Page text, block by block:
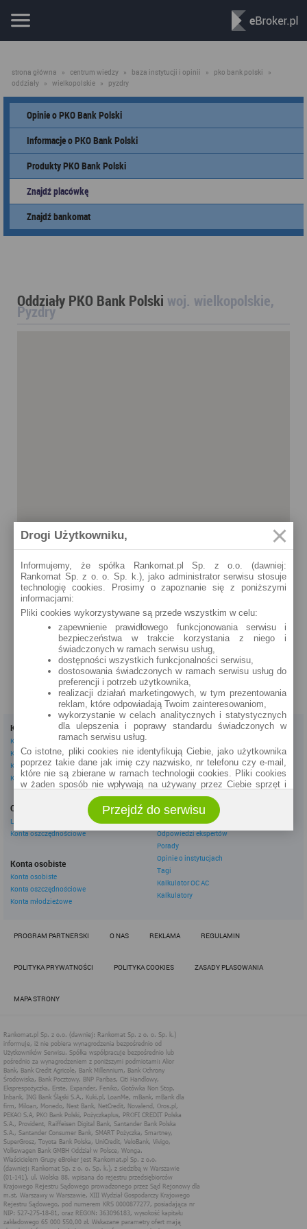
strona główna » centrum wiedzy » baza instytucji i opinii » pko bank polski
»
oddziały » wielkopolskie » pyzdry
Opinie o PKO Bank Polski
Informacje o PKO Bank Polski
Produkty PKO Bank Polski
Znajdź placówkę
Znajdź bankomat
Oddziały PKO Bank Polski woj. wielkopolskie,
Pyzdry
Pyzdry
zobacz na mapie »
Kredyty
Kredyty gotówkowe
Kredyty hipoteczne
Kredyty konsolidacyjne
Kredyty na samochód
Oszczędzanie
Lokaty
Konta oszczędnościowe
Konta osobiste
Konta osobiste
Konta oszczędnościowe
Konta młodzieżowe
Dla firm
Konta firmowe
Leasingi
Inne
eBroker Ekstra
Odpowiedzi ekspertów
Porady
Opinie o instytucjach
Tagi
Kalkulator OC AC
Kalkulatory
PROGRAM PARTNERSKI O NAS REKLAMA REGULAMIN
POLITYKA PRYWATNOŚCI POLITYKA COOKIES ZASADY PLASOWANIA
MAPA STRONY
Drogi Użytkowniku,
Informujemy, że spółka Rankomat.pl Sp. z o.o. (dawniej:
Rankomat Sp. z o. o. Sp. k.), jako administrator serwisu stosuje
technologię cookies. Prosimy o zapoznanie się z poniższymi
informacjami:
Pliki cookies wykorzystywane są przede wszystkim w celu:
zapewnienie prawidłowego funkcjonowania serwisu i
bezpieczeństwa w trakcie korzystania z niego i
świadczonych w ramach serwisu usług,
dostępności wszystkich funkcjonalności serwisu,
dostosowania świadczonych w ramach serwisu usług do
preferencji i potrzeb użytkownika,
realizacji działań marketingowych, w tym prezentowania
reklam, które odpowiadają Twoim zainteresowaniom,
wykorzystanie w celach analitycznych i statystycznych
dla ulepszenia i poprawy standardu świadczonych w
ramach serwisu usług.
Co istotne, pliki cookies nie identyfikują Ciebie, jako użytkownika
poprzez takie dane jak imię czy nazwisko, nr telefonu czy e-mail,
które nie są zbierane w ramach technologii cookies. Pliki cookies
w żaden sposób nie wpływają na używany przez Ciebie sprzęt i
Zakres wykorzystywania plików cookies możliwy jest do
określenia w ustawieniach przeglądarki każdego użytkownika. Bez
wprowadzenia zmian ustawień, informacje w plikach cookies mogą
być zapisywane w pamięci Twojego urządzenia.
Administratorem danych pozyskiwanych w technologii cookies jest
spółka Rankomat.pl Sp. z o.o. (dawniej: Rankomat Sp. z o. o. Sp.
k.) z siedzibą w Warszawie, ul. Wolska 88, 01 - 141 Warszawa.
Możesz jako użytkownik w każdym czasie skontaktować się z
administratorem pod adresem bok@ebroker.pl, jak również wyrazić
obowiązującym prawem (zgodnie z tzw. RODO) w ramach tzw.
dostosowanie usług, świadczonych w ramach serwisu do potrzeb
Polityka Cookies serwisów
internetowych spółki Rankomat.pl Sp. z
o.o. (dawniej: Rankomat Sp. z o. o. Sp.
k.)
Rankomat.pl Sp. z o.o. (dawniej: Rankomat Sp. z o. o. Sp. k.), z
siedzibą w Warszawie (01-141), ul. Wolska 88, wpisana do rejestru
przedsiębiorców Krajowego Rejestru Sądowego prowadzonego
przez Sąd Rejonowy dla m.st. Warszawy w Warszawie, XIII
Wydział Gospodarczy Krajowego Rejestru Sądowego, pod
numerem KRS 0000877277, posiadająca nr NIP: 527-275-18-81,
oraz REGON: 363096183, zwana dalej "Rankomat" wykorzystuje
na swoich stronach internetowych technologię "cookies".
Zasady wykorzystania informacji dostarczonych przez
użytkownika w ramach technologii cookies w trakcie korzystania
ze stron internetowych i Rankomat określa niniejszy dokument.
Przejdź do serwisu